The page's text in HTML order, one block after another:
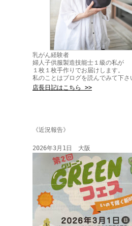
乳がん経験者
婦人子供服製造技能士１級の私が
１枚１枚手作りでお届けします。
私のことはブログを読んでみて下さ
店長日記はこちら >>
《近況報告》
2026年3月1日 大阪